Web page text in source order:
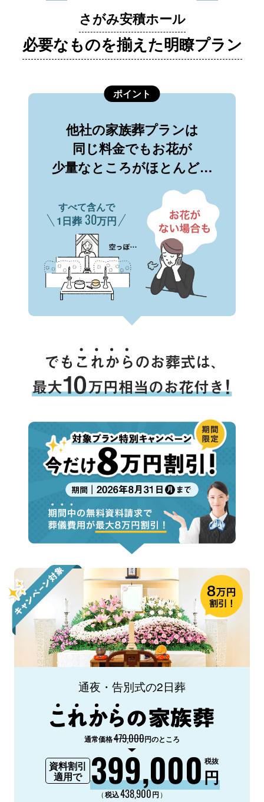
さがみ安積ホール
必要なものを揃えた明瞭プラン
ポイント
他社の家族葬プランは
同じ料金でもお花が
少量なところがほとんど…
すべて含んで
1日葬 30万円
通夜・告別式の2日葬
通常価格479,000円のところ
資料割引
適用で
399,000円
税抜
（税込438,900円 ）